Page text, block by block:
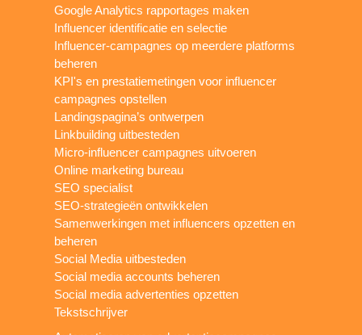
Google Analytics rapportages maken
Influencer identificatie en selectie
Influencer-campagnes op meerdere platforms
beheren
KPI's en prestatiemetingen voor influencer
campagnes opstellen
Landingspagina’s ontwerpen
Linkbuilding uitbesteden
Micro-influencer campagnes uitvoeren
Online marketing bureau
SEO specialist
SEO-strategieën ontwikkelen
Samenwerkingen met influencers opzetten en
beheren
Social Media uitbesteden
Social media accounts beheren
Social media advertenties opzetten
Tekstschrijver